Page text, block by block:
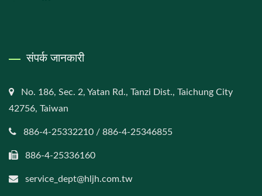
संपर्क जानकारी
No. 186, Sec. 2, Yatan Rd., Tanzi Dist., Taichung City
42756, Taiwan
886-4-25332210 / 886-4-25346855
886-4-25336160
service_dept@hljh.com.tw